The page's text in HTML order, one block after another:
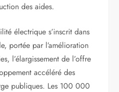
des aides.
électrique s’inscrit dans
portée par l’amélioration
l’élargissement de l’offre
accéléré des
publiques. Les 100 000